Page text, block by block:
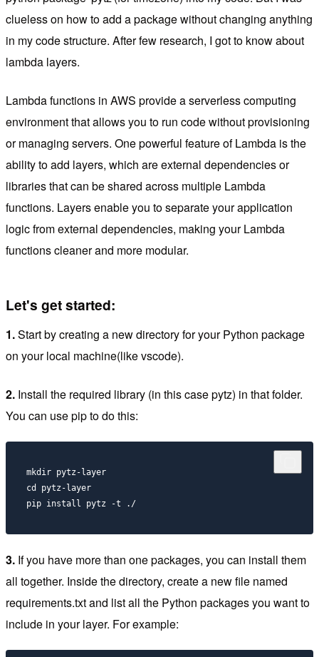
clueless on how to add a package without changing anything
in my code structure. After few research, I got to know about
lambda layers.
Lambda functions in AWS provide a serverless computing
environment that allows you to run code without provisioning
or managing servers. One powerful feature of Lambda is the
ability to add layers, which are external dependencies or
libraries that can be shared across multiple Lambda
functions. Layers enable you to separate your application
logic from external dependencies, making your Lambda
functions cleaner and more modular.
Let's get started:
1.Start by creating a new directory for your Python package
on your local machine(like vscode).
2. Install the required library (in this case pytz) in that folder.
You can use pip to do this:
mkdir pytz-layer
cd pytz-layer
pip install pytz -t ./
3. If you have more than one packages, you can install them
all together. Inside the directory, create a new file named
requirements.txt and list all the Python packages you want to
include in your layer. For example: